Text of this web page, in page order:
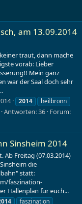
am 13.09.2014
traut, dann mache
vorab: Lieber
Mein ganz
war der Saal doch sehr
2014
heilbronn
Antworten: 36 Forum:
Sinsheim 2014
Ab Freitag (07.03.2014)
die
statt:
faszination-
Hallenplan für euch...
faszination